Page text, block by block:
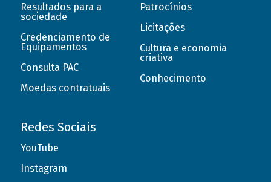
Resultados para a
sociedade
Credenciamento de
Equipamentos
Consulta PAC
Moedas contratuais
Patrocínios
Licitações
Cultura e economia
criativa
Conhecimento
Redes Sociais
YouTube
Instagram